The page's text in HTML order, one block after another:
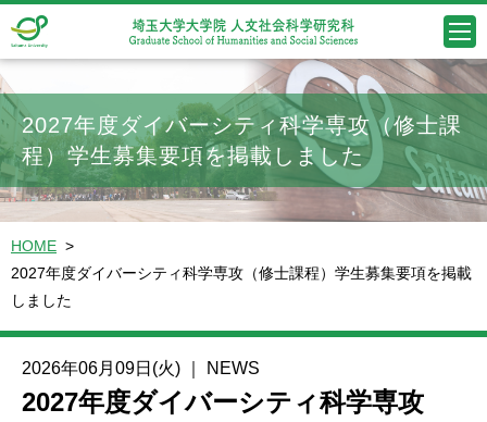
埼玉大学大 埼玉大学大学
2027年度ダイバーシティ科学専攻（修士課
程）学生募集要項を掲載しました
HOME
2027年度ダイバーシティ科学専攻（修士課程）学生募集要項を掲載
しました
2026年06月09日(火) NEWS
2027年度ダイバーシティ科学専攻